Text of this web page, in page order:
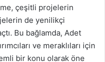
çeşitli projelerin
de yenilikçi
Bu bağlamda, Adet
ve meraklıları için
bir konu olarak öne